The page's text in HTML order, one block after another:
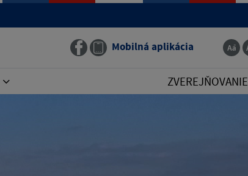
Mobilná aplikácia
ZVEREJŇOVANIE